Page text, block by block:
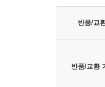
반품/교
반품/교환